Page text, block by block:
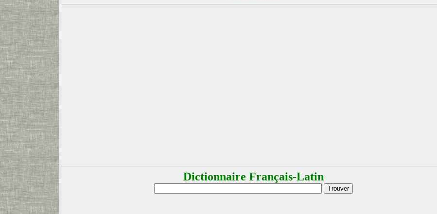
Dictionnaire Français-Latin